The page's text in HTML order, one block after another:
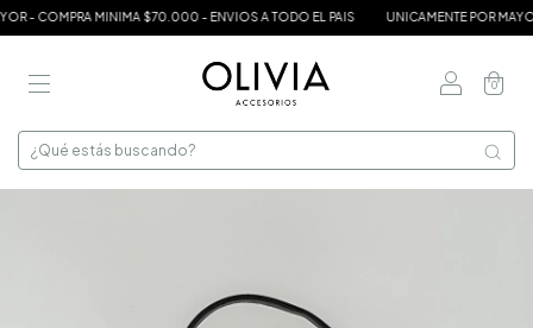
- COMPRA MINIMA $70.000 - ENVIOS A TODO EL PAIS UNICAMENTE POR
0